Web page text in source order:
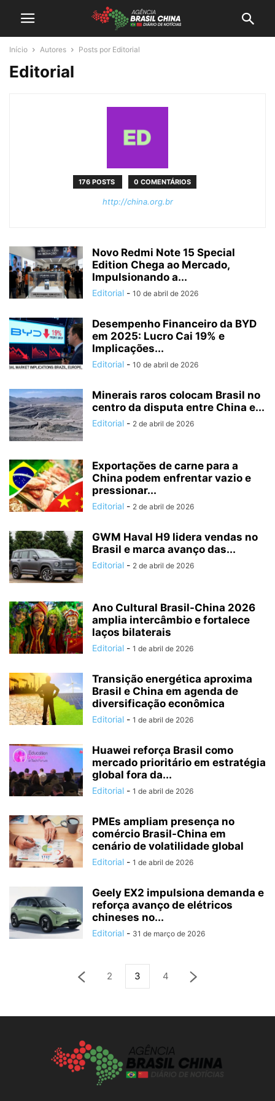
Início Autores Posts por Editorial
Editorial
176 POSTS 0 COMENTÁRIOS
http://china.org.br
Novo Redmi Note 15 Special
Edition Chega ao Mercado,
Impulsionando a...
Editorial - 10 de abril de 2026
Desempenho Financeiro da BYD
em 2025: Lucro Cai 19% e
Implicações...
Editorial - 10 de abril de 2026
Minerais raros colocam Brasil no
centro da disputa entre China e...
Editorial - 2 de abril de 2026
Exportações de carne para a
China podem enfrentar vazio e
pressionar...
Editorial - 2 de abril de 2026
GWM Haval H9 lidera vendas no
Brasil e marca avanço das...
Editorial - 2 de abril de 2026
Ano Cultural Brasil-China 2026
amplia intercâmbio e fortalece
laços bilaterais
Editorial - 1 de abril de 2026
Transição energética aproxima
Brasil e China em agenda de
diversificação econômica
Editorial - 1 de abril de 2026
Huawei reforça Brasil como
mercado prioritário em estratégia
global fora da...
Editorial - 1 de abril de 2026
PMEs ampliam presença no
comércio Brasil-China em
cenário de volatilidade global
Editorial - 1 de abril de 2026
Geely EX2 impulsiona demanda e
reforça avanço de elétricos
chineses no...
Editorial - 31 de março de 2026
2 3 4